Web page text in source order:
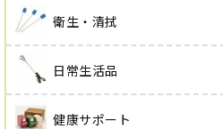
衛生・清拭
日常生活品
健康サポート